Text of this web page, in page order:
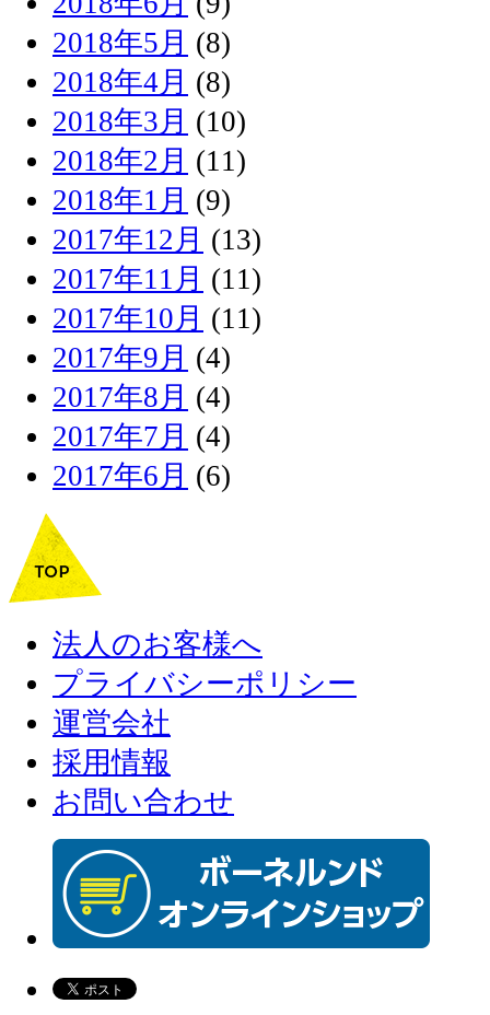
2018年5月 (8)
2018年4月 (8)
2018年3月 (10)
2018年2月 (11)
2018年1月 (9)
2017年12月 (13)
2017年11月 (11)
2017年10月 (11)
2017年9月 (4)
2017年8月 (4)
2017年7月 (4)
2017年6月 (6)
法人のお客様へ
プライバシーポリシー
運営会社
採用情報
お問い合わせ